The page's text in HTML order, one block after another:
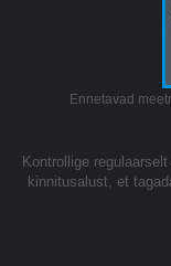
Ennetavad
Kontrollige
kinnitusalust, et